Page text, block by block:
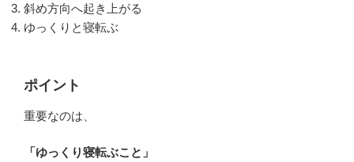
斜め方向へ起き上がる
ゆっくりと寝転ぶ
ポイント
重要なのは、
「ゆっくり寝転ぶこと」